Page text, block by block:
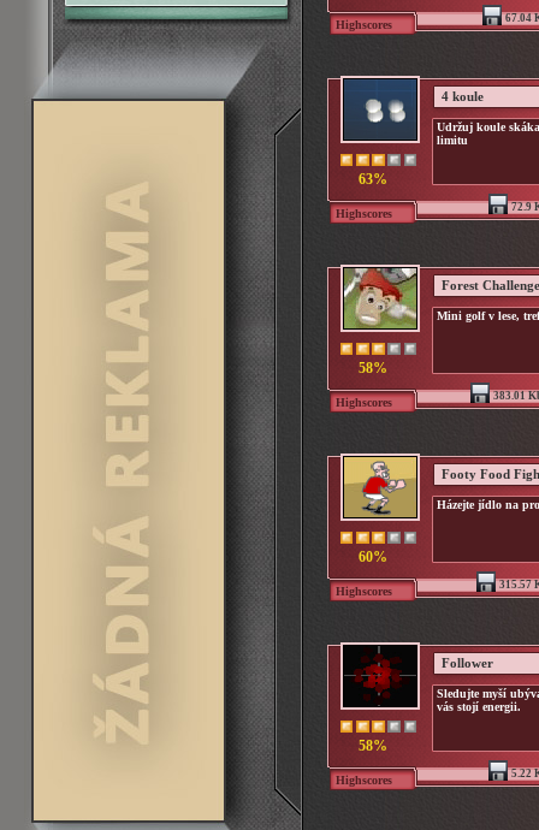
Highscores 67.04
63%
4 koule
Udržuj koule
limitu
Highscores 72.9
58%
Forest
Mini golf v lese,
Highscores 383.01
60%
Footy Food
Házejte jídlo na
Highscores 315.57
58%
Follower
Sledujte myší
vás stojí energii.
Highscores 5.22